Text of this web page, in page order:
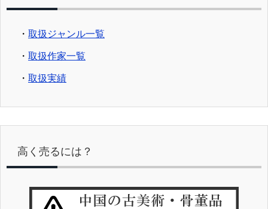
・ 取扱ジャンル一覧
・ 取扱作家一覧
・ 取扱実績
高く売るには？